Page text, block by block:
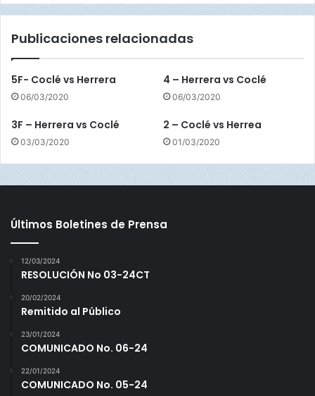
e
c
a
p
e
e
a
p
e
Publicaciones relacionadas
5F- Coclé vs Herrera
06/03/2020
4 – Herrera vs Coclé
06/03/2020
3F – Herrera vs Coclé
03/03/2020
2 – Coclé vs Herrea
01/03/2020
Últimos Boletines de Prensa
12/03/2024
RESOLUCIÓN No 03-24CT
20/02/2024
Remitido al Público
23/01/2024
COMUNICADO No. 06-24
22/01/2024
COMUNICADO No. 05-24